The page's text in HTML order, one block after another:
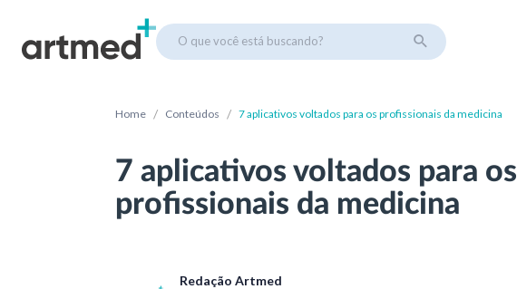
O que você está buscando?
Home / Conteúdos / 7 aplicativos voltados para os profissionais da medicina
7 aplicativos voltados para os
profissionais da medicina
Redação Artmed